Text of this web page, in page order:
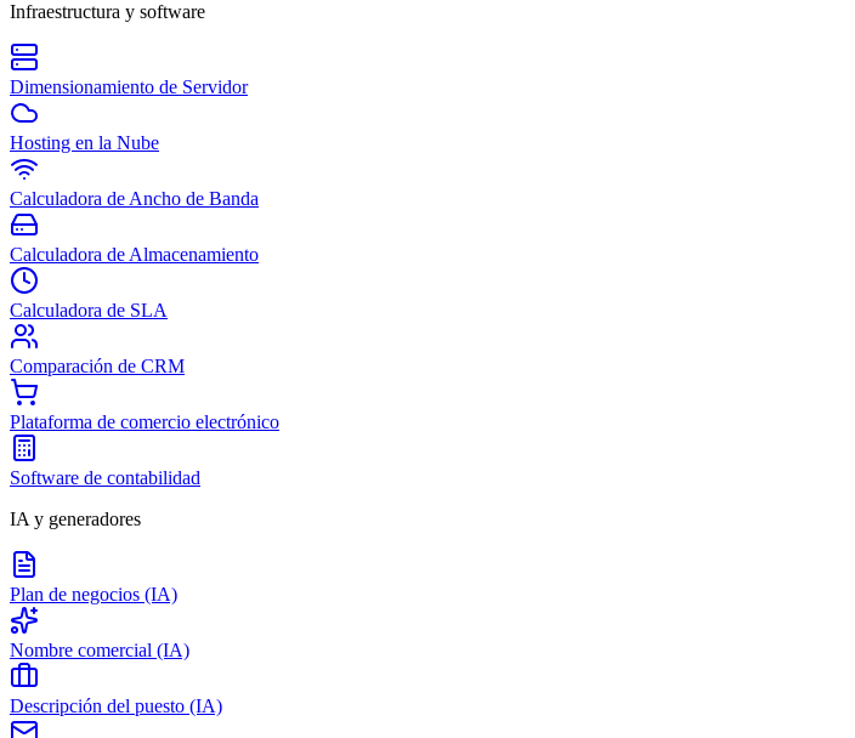
Infraestructura y software
Dimensionamiento de Servidor
Hosting en la Nube
Calculadora de Ancho de Banda
Calculadora de Almacenamiento
Calculadora de SLA
Comparación de CRM
Plataforma de comercio electrónico
Software de contabilidad
IA y generadores
Plan de negocios (IA)
Nombre comercial (IA)
Descripción del puesto (IA)